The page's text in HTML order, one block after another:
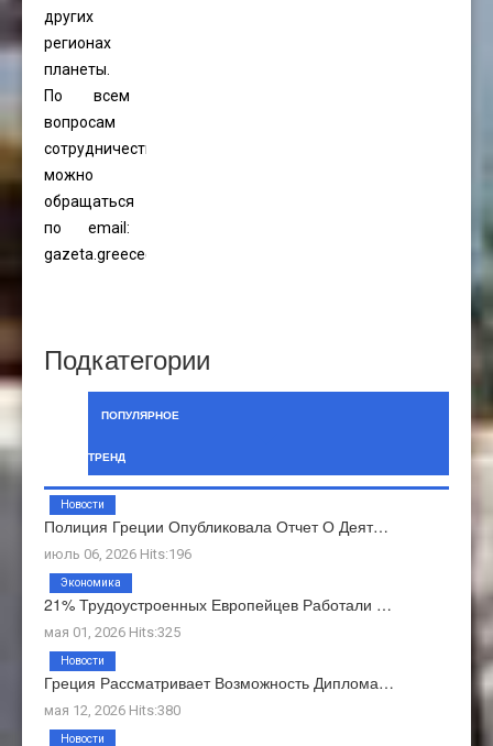
других
регионах
планеты.
По всем
вопросам
сотрудничества
можно
обращаться
по email:
gazeta.greece@gmail.com
Подкатегории
ПОПУЛЯРНОЕ
ТРЕНД
Полиция Греции Опубликовала Отчет О Деят…
июль 06, 2026 Hits:196
Новости
21% Трудоустроенных Европейцев Работали …
мая 01, 2026 Hits:325
Экономика
Греция Рассматривает Возможность Диплома…
мая 12, 2026 Hits:380
Новости
Новости